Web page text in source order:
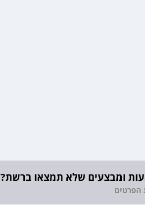
ומבצעים שלא תמצאו ברשת?
הפרטים